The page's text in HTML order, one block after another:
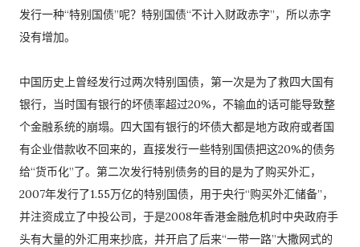
发行一种“特别国债”呢？特别国债“不计入财政赤字”，所以赤字
没有增加。
中国历史上曾经发行过两次特别国债，第一次是为了救四大国有
银行，当时国有银行的坏债率超过20%，不输血的话可能导致整
个金融系统的崩塌。四大国有银行的坏债大都是地方政府或者国
有企业借款收不回来的，直接发行一些特别国债把这20%的债务
给“货币化”了。第二次发行特别债务的目的是为了购买外汇，
2007年发行了1.55万亿的特别国债，用于央行“购买外汇储备”，
并注资成立了中投公司，于是2008年香港金融危机时中央政府手
头有大量的外汇用来抄底，并开启了后来“一带一路”大撒网式的